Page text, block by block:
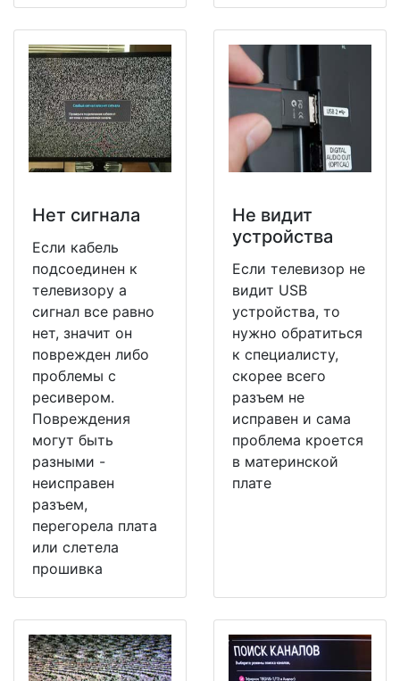
Нет сигнала
Если кабель
подсоединен к
телевизору а
сигнал все равно
нет, значит он
поврежден либо
проблемы с
ресивером.
Повреждения
могут быть
разными -
неисправен
разъем,
перегорела плата
или слетела
прошивка
Не видит
устройства
Если телевизор не
видит USB
устройства, то
нужно обратиться
к специалисту,
скорее всего
разъем не
исправен и сама
проблема кроется
в материнской
плате